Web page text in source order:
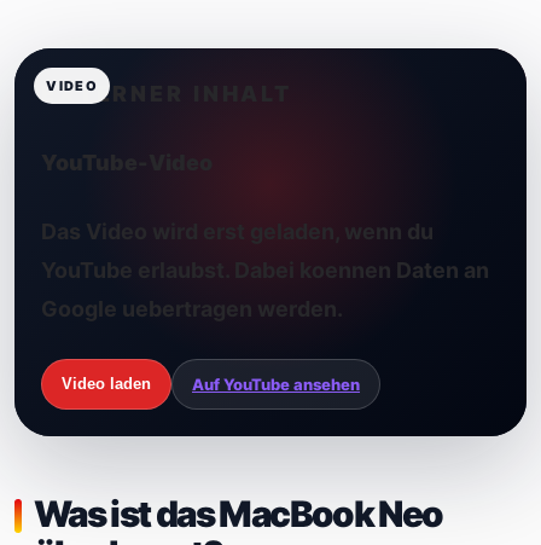
EXTERNER INHALT
YouTube-Video
Das Video wird erst geladen, wenn du
YouTube erlaubst. Dabei koennen Daten an
Google uebertragen werden.
Video laden Auf YouTube ansehen
Was ist das MacBook Neo